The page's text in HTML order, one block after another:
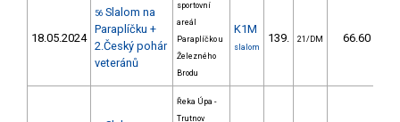
18.05.2024
56 Slalom na
Paraplíčku +
2.Český pohár
veteránů
sportovní
areál
Paraplíčko u
Železného
Brodu
K1M
slalom
139. 21/DM 66.60
Řeka Úpa -
Trutnov